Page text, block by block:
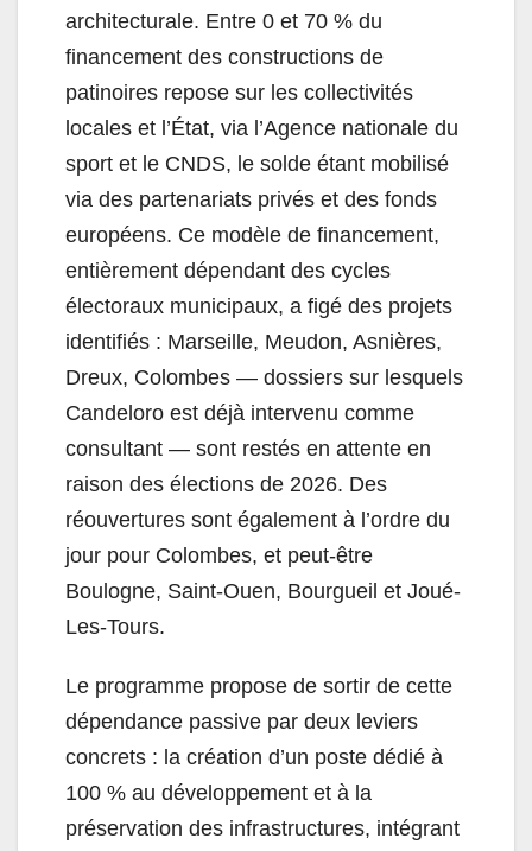
architecturale. Entre 0 et 70 % du
financement des constructions de
patinoires repose sur les collectivités
locales et l’État, via l’Agence nationale du
sport et le CNDS, le solde étant mobilisé
via des partenariats privés et des fonds
européens. Ce modèle de financement,
entièrement dépendant des cycles
électoraux municipaux, a figé des projets
identifiés : Marseille, Meudon, Asnières,
Dreux, Colombes — dossiers sur lesquels
Candeloro est déjà intervenu comme
consultant — sont restés en attente en
raison des élections de 2026. Des
réouvertures sont également à l’ordre du
jour pour Colombes, et peut-être
Boulogne, Saint-Ouen, Bourgueil et Joué-
Les-Tours.
Le programme propose de sortir de cette
dépendance passive par deux leviers
concrets : la création d’un poste dédié à
100 % au développement et à la
préservation des infrastructures, intégrant